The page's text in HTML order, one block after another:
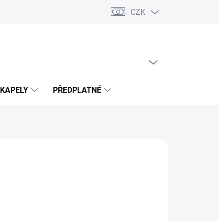
CZK
KAPELY PŘEDPLATNÉ